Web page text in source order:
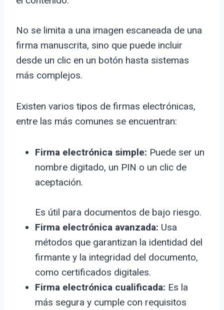
No se limita a una imagen escaneada de una
firma manuscrita, sino que puede incluir
desde un clic en un botón hasta sistemas
más complejos.
Existen varios tipos de firmas electrónicas,
entre las más comunes se encuentran:
Firma electrónica simple: Puede ser un
nombre digitado, un PIN o un clic de
aceptación.
Es útil para documentos de bajo riesgo.
Firma electrónica avanzada: Usa
métodos que garantizan la identidad del
firmante y la integridad del documento,
como certificados digitales.
Firma electrónica cualificada: Es la
más segura y cumple con requisitos